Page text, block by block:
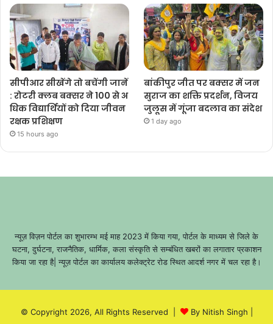
सीपीआर सीखेंगे तो बचेंगी जानें
: रोटरी क्लब बक्सर ने 100 से अ
धिक विद्यार्थियों को दिया जीवन
रक्षक प्रशिक्षण
15 hours ago
बांकीपुर जीत पर बक्सर में जन
सुराज का शक्ति प्रदर्शन, विजय
जुलूस में गूंजा बदलाव का संदेश
1 day ago
न्यूज़ विज़न पोर्टल का शुभारम्भ मई माह 2023 में किया गया, पोर्टल के माध्यम से जिले के
घटना, दुर्घटना, राजनैतिक, धार्मिक, कला संस्कृति से सम्बंधित खबरों का लगातार प्रकाशन
किया जा रहा है| न्यूज़ पोर्टल का कार्यालय कलेक्ट्रेट रोड स्थित आदर्श नगर में चल रहा है।
© Copyright 2026, All Rights Reserved | By Nitish Singh